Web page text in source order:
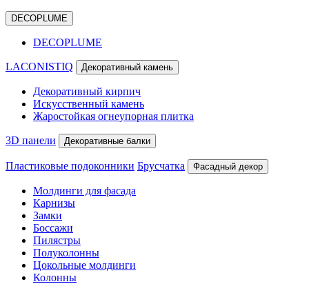
DECOPLUME
DECOPLUME
LACONISTIQ Декоративный камень
Декоративный кирпич
Искусственный камень
Жаростойкая огнеупорная плитка
3D панели Декоративные балки
Пластиковые подоконники Брусчатка Фасадный декор
Молдинги для фасада
Карнизы
Замки
Боссажи
Пилястры
Полуколонны
Цокольные молдинги
Колонны